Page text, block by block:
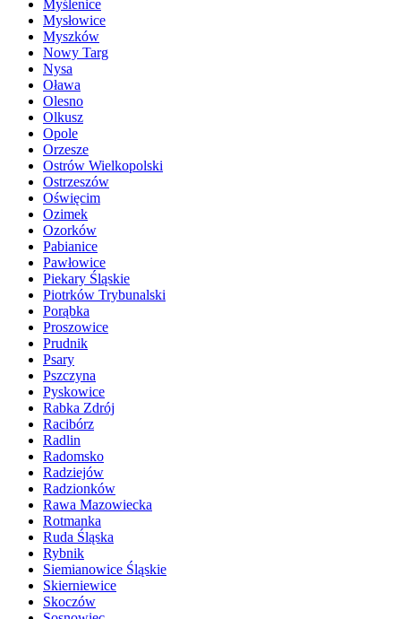
Myślenice
Mysłowice
Myszków
Nowy Targ
Nysa
Oława
Olesno
Olkusz
Opole
Orzesze
Ostrów Wielkopolski
Ostrzeszów
Oświęcim
Ozimek
Ozorków
Pabianice
Pawłowice
Piekary Śląskie
Piotrków Trybunalski
Porąbka
Proszowice
Prudnik
Psary
Pszczyna
Pyskowice
Rabka Zdrój
Racibórz
Radlin
Radomsko
Radziejów
Radzionków
Rawa Mazowiecka
Rotmanka
Ruda Śląska
Rybnik
Siemianowice Śląskie
Skierniewice
Skoczów